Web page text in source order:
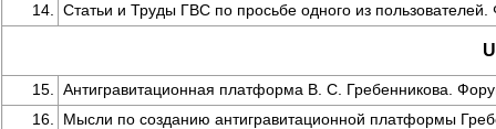
14.
Статьи и Труды ГВС по просьбе одного из
15.
Антигравитационная платформа В. С. Гребенникова.
16.
Мысли по созданию антигравитационной платформы